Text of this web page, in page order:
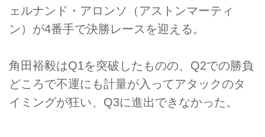
ェルナンド・アロンソ（アストンマーティ
ン）が4番手で決勝レースを迎える。
角田裕毅はQ1を突破したものの、Q2での勝負
どころで不運にも計量が入ってアタックのタ
イミングが狂い、Q3に進出できなかった。